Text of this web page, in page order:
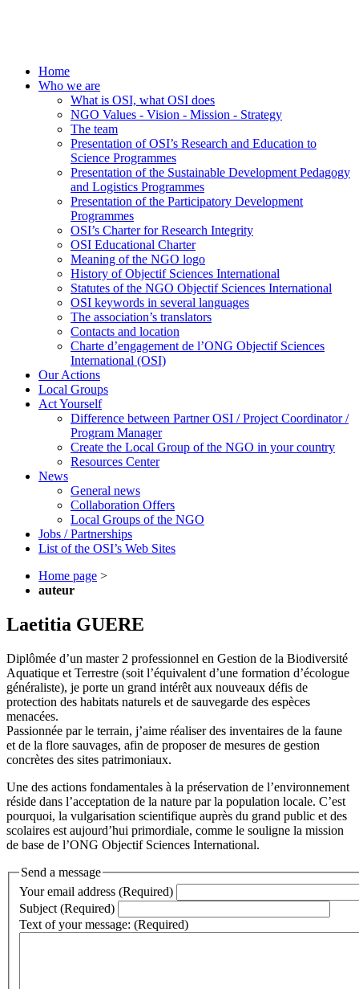
Home
Who we are
What is OSI, what OSI does
NGO Values - Vision - Mission - Strategy
The team
Presentation of OSI’s Research and Education to
Science Programmes
Presentation of the Sustainable Development Pedagogy
and Logistics Programmes
Presentation of the Participatory Development
Programmes
OSI’s Charter for Research Integrity
OSI Educational Charter
Meaning of the NGO logo
History of Objectif Sciences International
Statutes of the NGO Objectif Sciences International
OSI keywords in several languages
The association’s translators
Contacts and location
Charte d’engagement de l’ONG Objectif Sciences
International (OSI)
Our Actions
Local Groups
Act Yourself
Difference between Partner OSI / Project Coordinator /
Program Manager
Create the Local Group of the NGO in your country
Resources Center
News
General news
Collaboration Offers
Local Groups of the NGO
Jobs / Partnerships
List of the OSI’s Web Sites
Home page >
auteur
Laetitia GUERE
Diplômée d’un master 2 professionnel en Gestion de la Biodiversité
Aquatique et Terrestre (soit l’équivalent d’une formation d’écologue
généraliste), je porte un grand intérêt aux nouveaux défis de
protection des habitats naturels et de sauvegarde des espèces
menacées.
Passionnée par le terrain, j’aime réaliser des inventaires de la faune
et de la flore sauvages, afin de proposer de mesures de gestion
concrètes des sites patrimoniaux.
Une des actions fondamentales à la préservation de l’environnement
réside dans l’acceptation de la nature par la population locale. C’est
pourquoi, la vulgarisation scientifique auprès du grand public et des
scolaires est aujourd’hui primordiale, comme le souligne la mission
de base de l’ONG Objectif Sciences International.
Send a message
Your email address (Required)
Subject (Required)
Text of your message: (Required)